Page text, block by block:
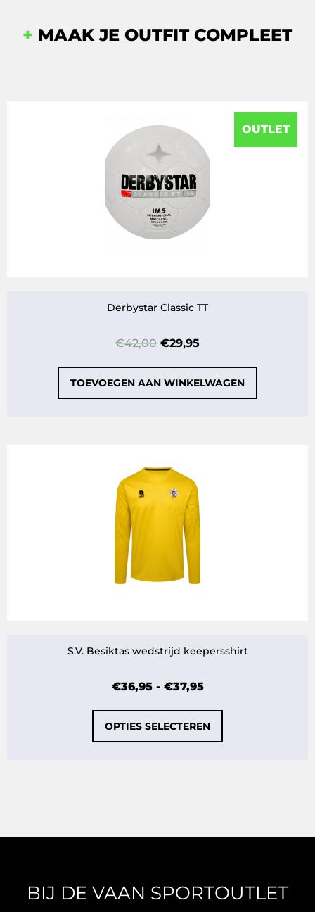
+ MAAK JE OUTFIT COMPLEET
OUTLET
Derbystar Classic TT
€42,00 €29,95
TOEVOEGEN AAN WINKELWAGEN
S.V. Besiktas wedstrijd keepersshirt
€36,95 - €37,95
OPTIES SELECTEREN
BIJ DE VAAN SPORTOUTLET